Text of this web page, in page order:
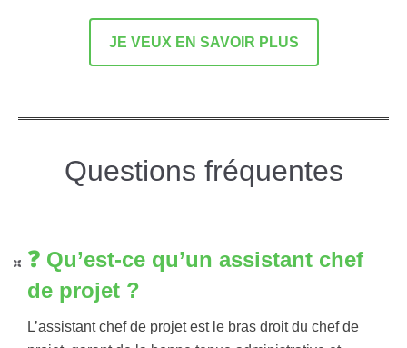
JE VEUX EN SAVOIR PLUS
Questions fréquentes
❓​ Qu’est-ce qu’un assistant chef
de projet ?
L’assistant chef de projet est le bras droit du chef de